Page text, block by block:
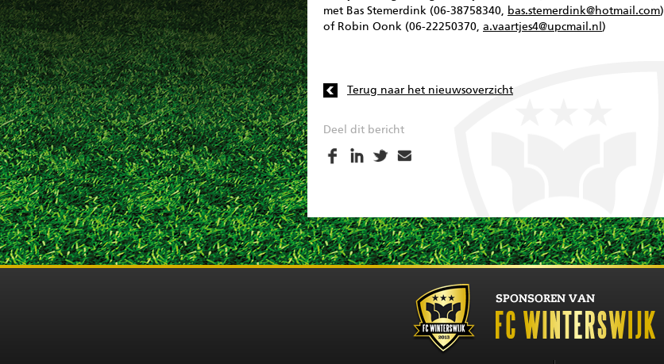
met Bas Stemerdink (06-38758340,
bas.stemerdink@hotmail.com)
of Robin Oonk (06-22250370, a.vaartjes4@upcmail.nl )
Terug naar het nieuwsoverzicht
Deel dit bericht